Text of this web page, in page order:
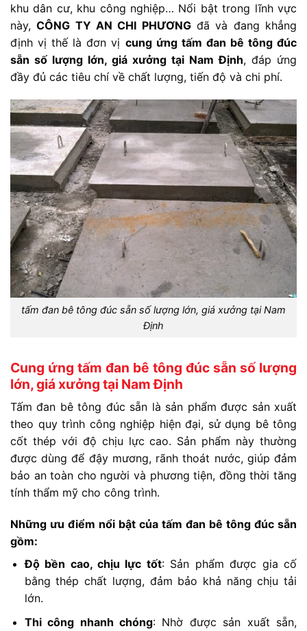
khu dân cư, khu công nghiệp… Nổi bật trong lĩnh vực
này,CÔNG TY AN CHI PHƯƠNGđã và đang khẳng
định vị thế là đơn vị cung ứng tấm đan bê tông đúc
sẵn số lượng lớn, giá xưởng tại Nam Định, đáp ứng
đầy đủ các tiêu chí về chất lượng, tiến độ và chi phí.
tấm đan bê tông đúc sẵn số lượng lớn, giá xưởng tại Nam
Định
Cung ứng tấm đan bê tông đúc sẵn số lượng
lớn, giá xưởng tại Nam Định
Tấm đan bê tông đúc sẵn là sản phẩm được sản xuất
theo quy trình công nghiệp hiện đại, sử dụng bê tông
cốt thép với độ chịu lực cao. Sản phẩm này thường
được dùng để đậy mương, rãnh thoát nước, giúp đảm
bảo an toàn cho người và phương tiện, đồng thời tăng
tính thẩm mỹ cho công trình.
Những ưu điểm nổi bật của tấm đan bê tông đúc sẵn
gồm:
Độ bền cao, chịu lực tốt: Sản phẩm được gia cố
bằng thép chất lượng, đảm bảo khả năng chịu tải
lớn.
Thi công nhanh chóng: Nhờ được sản xuất sẵn,